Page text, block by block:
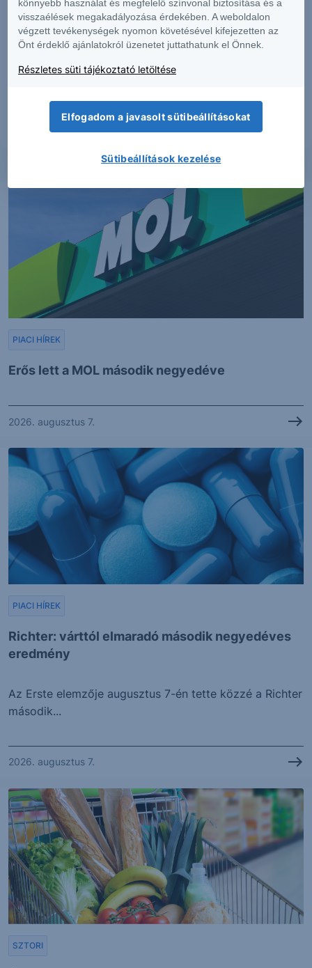
Erős lett a MOL második negyedéve
PIACI HÍREK
2026. augusztus 7.
Richter: várttól elmaradó második negyedéves
eredmény
PIACI HÍREK
Az Erste elemzője augusztus 7-én tette közzé a Richter
második...
2026. augusztus 7.
SZTORI
könnyebb használat és megfelelő színvonal biztosítása és a
visszaélések megakadályozása érdekében. A weboldalon
végzett tevékenységek nyomon követésével kifejezetten az
Önt érdeklő ajánlatokról üzenetet juttathatunk el Önnek.
Részletes süti tájékoztató letöltése
Elfogadom a javasolt sütibeállításokat
Sütibeállítások kezelése